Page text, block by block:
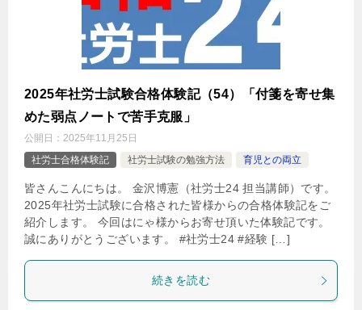
2025年社労士試験合格体験記（54）「付箋を寄せ集
めた弱点ノートで苦手克服」
公開日： 2025年11月25日
社労士合格体験記
社労士試験の勉強方法 育児との両立
皆さんこんにちは。 金沢博憲（社労士24 担当講師）です。
2025年社労士試験に合格された皆様からの合格体験記をご
紹介します。 今回はにゃ様からお寄せ頂いた体験記です。
誠にありがとうございます。 #社労士24 #経験 […]
続きを読む